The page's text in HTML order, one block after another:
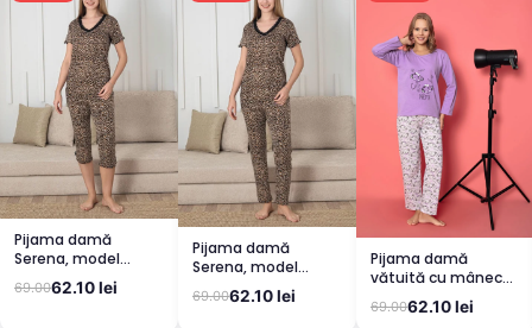
Pijama damă
Serena, model
leopard, mânecă
scurtă, pantaloni
69.0062.10 lei
Pijama damă
Serena, model
leopard, mânecă
scurtă, pantaloni
69.0062.10 lei
Pijama damă
vătuită cu mânecă
lungă și pantaloni
lungi din bumbac,
69.0062.10 lei